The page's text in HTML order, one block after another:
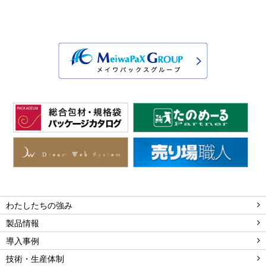
わたしたちの強み
製品情報
導入事例
技術・生産体制